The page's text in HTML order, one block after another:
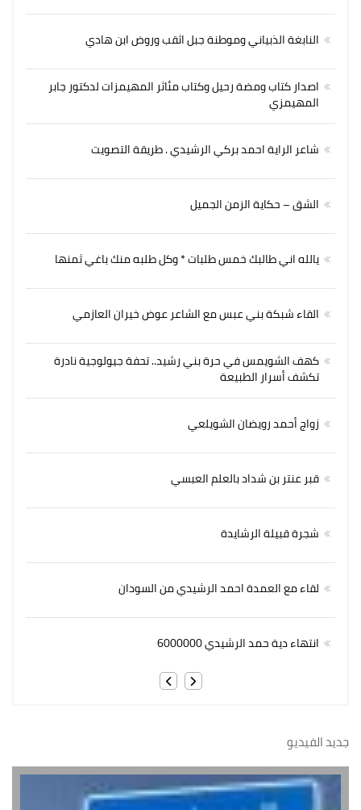
النابغة الذبياني وموطنة جبل اثقب وروض ابن هادي
اصدار كتاب ومضة رحيل وكتاب مئاثر المهيمزات لدكتور جابر
المهيمزي
شاعر الراية احمد بركي الرشيدي . طريقة التصويت
الشق – حكاية الزمن الجميل
يالله اني طالبك خمس طلبات * وكل طلبه منك باغي ثمنها
القاء شبكة بني عبس مع الشاعر عوض خيران العازمي
كهف الشويمس في حرة بني رشيد.. تحفة جيولوجية نادرة
تكشف أسرار الطبيعة
زواج أحمد رويضان الشويلعي
قبر عنتر بن شداد بالعلم العبسي
شجرة قبيلة الرشايدة
لقاء مع العمدة احمد الرشيدي من السودان
انتهاء دية حمد الرشيدي 6000000
جديد الفيديو